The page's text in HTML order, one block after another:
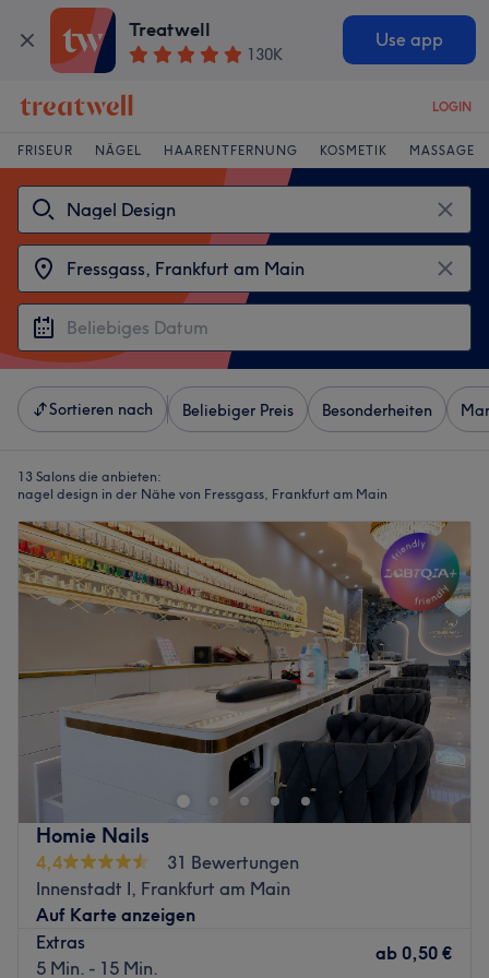
Treatwell
130K
Use app
LOGIN
FRISEUR NÄGEL HAARENTFERNUNG KOSMETIK MASSAGE
Sortieren nach Beliebiger Preis Besonderheiten
13 Salons die anbieten:
nagel design in der Nähe von Fressgass, Frankfurt am Main
Homie Nails
4,4
31 Bewertungen
Innenstadt I, Frankfurt am Main
Auf Karte anzeigen
Extras
5 Min. - 15 Min.
ab 0,50 €